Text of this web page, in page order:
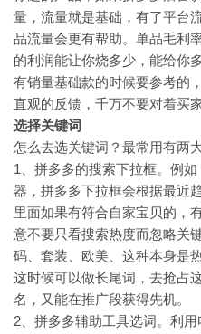
量，流量就是基础，有了平台
品流量会更有帮助。单品毛利
的利润能让你烧多少，能给你
有销量基础款的时候要参考的
直观的反馈，千万不要对着买
选择关键词
怎么去选关键词？最常用有两
1
、拼多多的搜索下拉框。例
器，拼多多下拉框会根据最近
里面如果有符合自家宝贝的，
意不要只看搜索热度而忽略关
码、套装、欧美、这种本身是
这时候可以做长尾词，去抢占
名，又能在推广段获得先机。
2 、拼多多辅助工具选词。利